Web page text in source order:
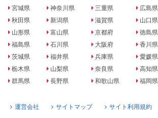
宮城県
秋田県
山形県
福島県
茨城県
栃木県
群馬県
神奈川県
新潟県
富山県
石川県
福井県
山梨県
長野県
三重県
滋賀県
京都府
大阪府
兵庫県
奈良県
和歌山県
広島県
山口県
徳島県
香川県
愛媛県
高知県
福岡県
運営会社 サイトマップ サイト利用規約